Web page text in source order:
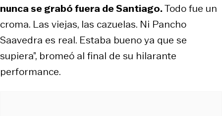
nunca se grabó fuera de Santiago.Todo fue un
croma. Las viejas, las cazuelas. Ni Pancho
Saavedra es real. Estaba bueno ya que se
supiera”, bromeó al final de su hilarante
performance.